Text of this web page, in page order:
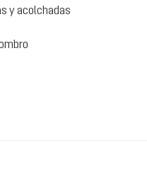
y acolchadas